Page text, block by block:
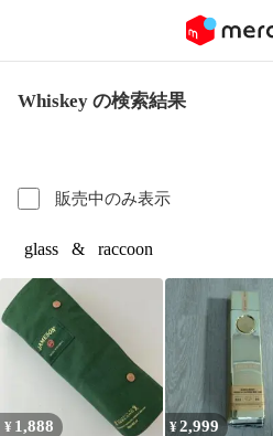
Whiskey の検索結果
販売中のみ表示
glass & raccoon
¥ 1,888 ¥2,999